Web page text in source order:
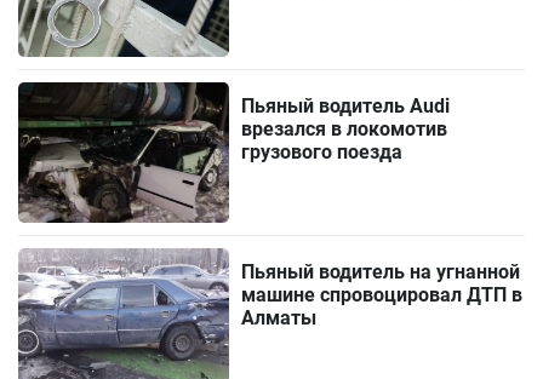
Пьяный водитель Audi
врезался в локомотив
грузового поезда
Пьяный водитель на угнанной
машине спровоцировал ДТП в
Алматы